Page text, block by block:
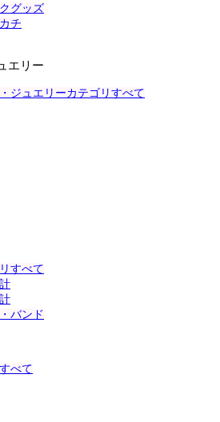
グッズ
チ
エリー
ジュエリーカテゴリすべて
すべて
バンド
べて